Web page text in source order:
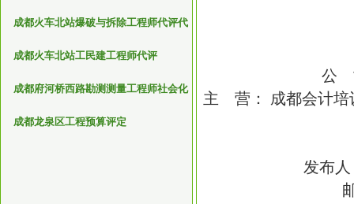
成都火车北站爆破与拆除工程师代评代
成都火车北站工民建工程师代评
成都府河桥西路勘测测量工程师社会化
成都龙泉区工程预算评定
公
主 营： 成都会计培
发布